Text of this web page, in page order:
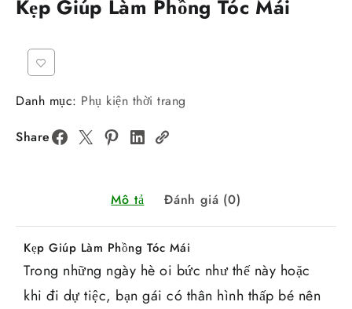
Kẹp Giúp Làm Phồng Tóc Mái
Danh mục: Phụ kiện thời trang
Share
Mô tả Đánh giá (0)
Kẹp Giúp Làm Phồng Tóc Mái
Trong những ngày hè oi bức như thế này hoặc
khi đi dự tiệc, bạn gái có thân hình thấp bé nên